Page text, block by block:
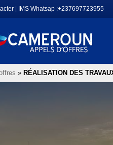
IMS Whatsap :+237697723955
» RÉALISATION DES